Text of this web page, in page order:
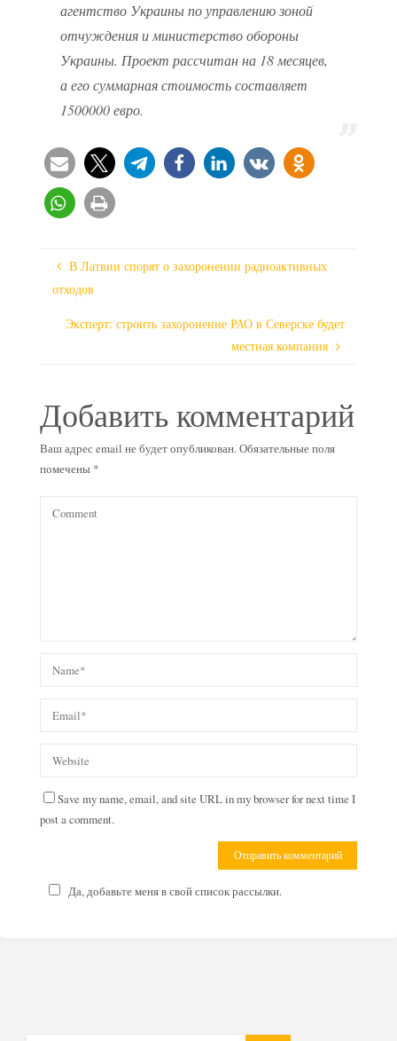
агентство Украины по управлению зоной
отчуждения и министерство обороны
Украины. Проект рассчитан на 18 месяцев,
а его суммарная стоимость составляет
1500000 евро.
В Латвии спорят о захоронении радиоактивных
отходов
Эксперт: строить захоронение РАО в Северске будет
местная компания
Добавить комментарий
Ваш адрес email не будет опубликован. Обязательные поля
помечены *
Save my name, email, and site URL in my browser for next time I
post a comment.
Да, добавьте меня в свой список рассылки.